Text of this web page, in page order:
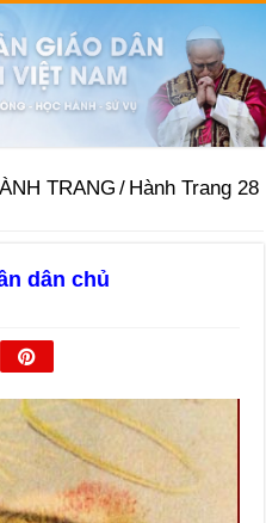
TRANG / Hành Trang 28
dân chủ